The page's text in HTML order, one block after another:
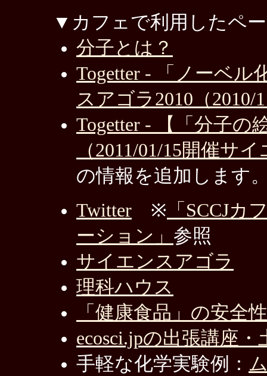
▼カフェで利用したペ
分子とは？
Togetter - 「ノーベ
スアゴラ2010（2010/
Togetter - 【「分子の
（2011/01/15開催サ
の情報を追加します
Twitter ※ 「SCCJ
ーション」 参照
サイエンスアゴラ
理科ハウス
「健康食品」の安全
ecosci.jpの出張講座
手軽な化学実験例：